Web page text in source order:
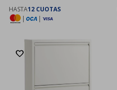
HASTA12 CUOTAS
|
|